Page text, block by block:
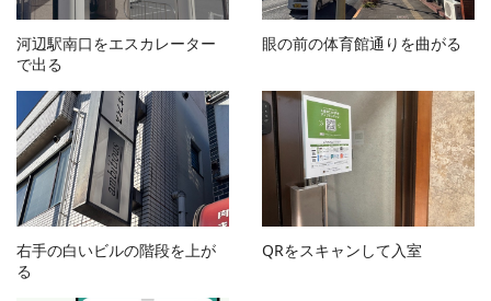
河辺駅南口をエスカレーター
で出る
眼の前の体育館通りを曲がる
右手の白いビルの階段を上が
る
QRをスキャンして入室